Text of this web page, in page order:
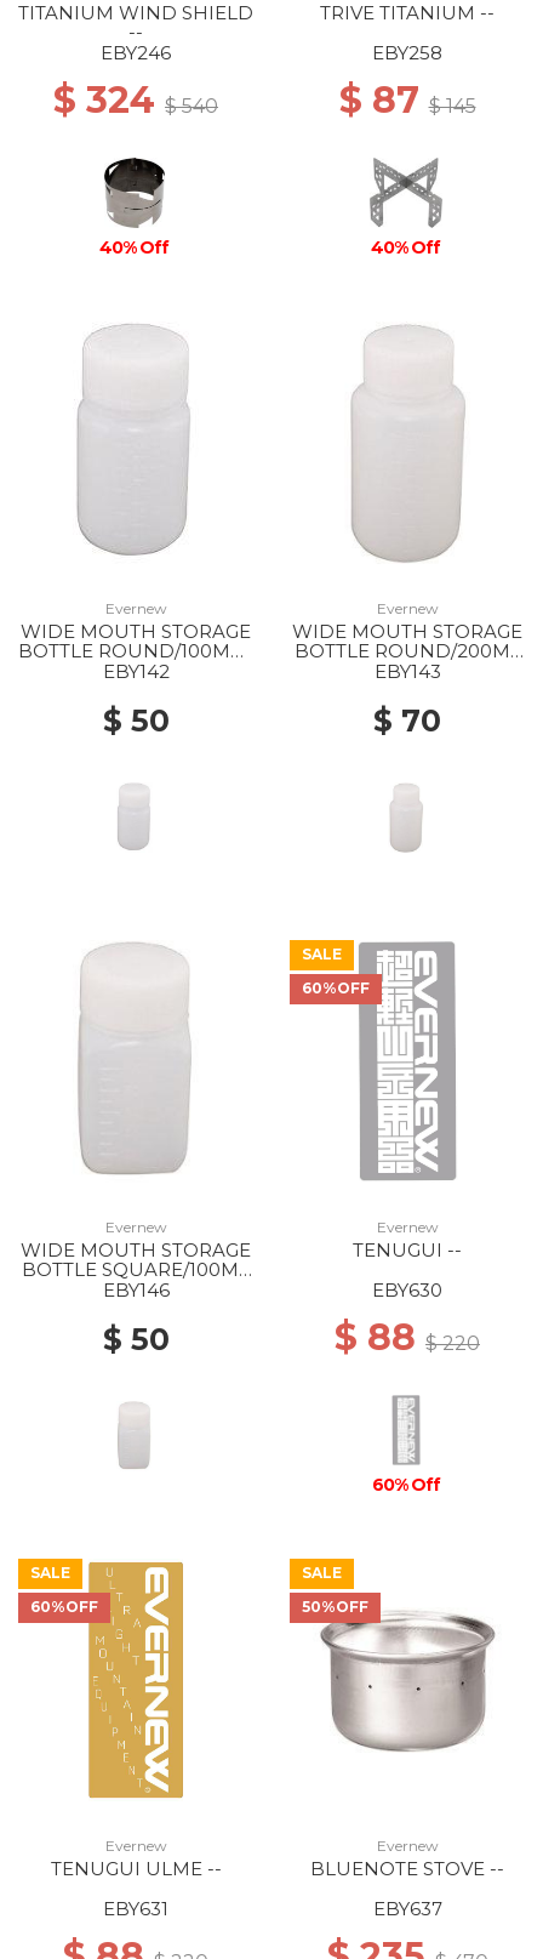
TITANIUM WIND SHIELD
--
EBY246
$ 324 $ 540
40% Off
TRIVE TITANIUM --
EBY258
$ 87$ 145
40% Off
Evernew
WIDE MOUTH STORAGE
BOTTLE ROUND/100ML -
-
EBY142
$ 50
Evernew
WIDE MOUTH STORAGE
BOTTLE ROUND/200ML
--
EBY143
$ 70
Evernew
WIDE MOUTH STORAGE
BOTTLE SQUARE/100ML
--
EBY146
$ 50
SALE
60%OFF
Evernew
TENUGUI --
EBY630
$ 88 $ 220
60% Off
SALE
60%OFF
Evernew
TENUGUI ULME --
EBY631
SALE
50%OFF
Evernew
BLUENOTE STOVE --
EBY637